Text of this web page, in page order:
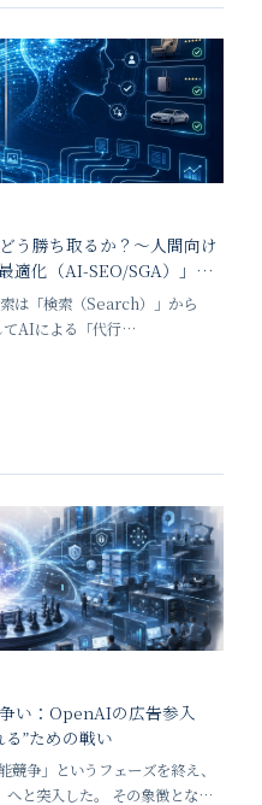
う勝ち取るか？〜人間向け
適化（AI-SEO/SGA）」の
は「検索（Search）」から
AIによる「代行
います。OpenAIがChatGPT
とは、この新しいユーザー行
い：OpenAIの広告参入
”ための戦い
争」というフェーズを終え、
と突入した。 その象徴となる